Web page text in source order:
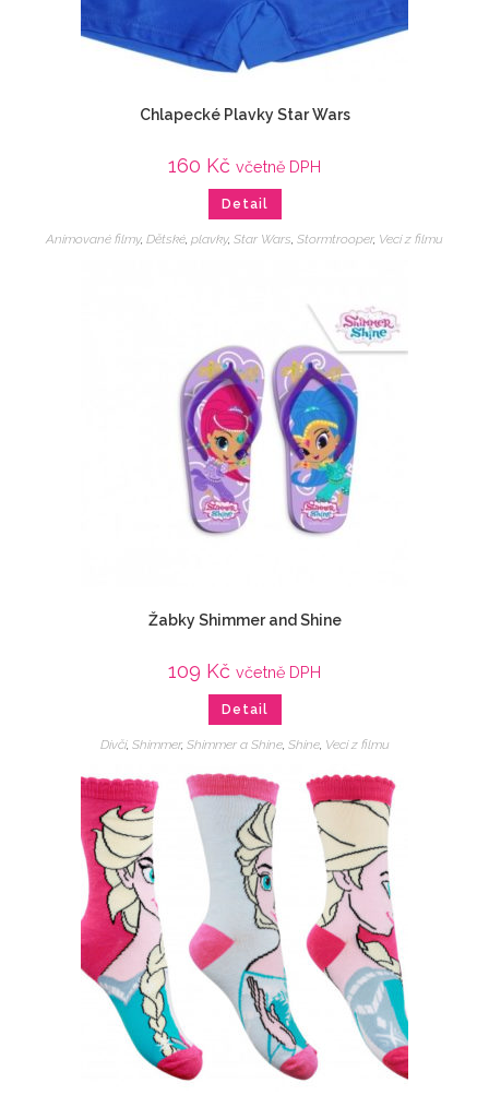
Chlapecké Plavky Star Wars
160 Kč včetně DPH
Detail
Animované filmy, Dětské, plavky, Star Wars, Stormtrooper, Veci z filmu
Žabky Shimmer and Shine
109 Kč včetně DPH
Detail
Dívčí, Shimmer, Shimmer a Shine, Shine, Veci z filmu